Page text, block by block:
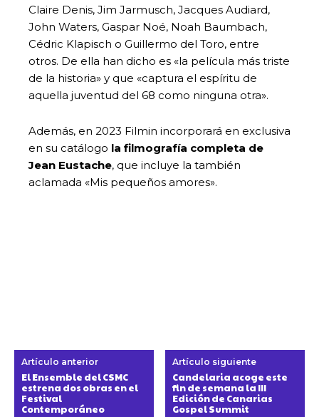
Claire Denis, Jim Jarmusch, Jacques Audiard,
John Waters, Gaspar Noé, Noah Baumbach,
Cédric Klapisch o Guillermo del Toro, entre
otros. De ella han dicho es «la película más triste
de la historia» y que «captura el espíritu de
aquella juventud del 68 como ninguna otra».
Además, en 2023 Filmin incorporará en exclusiva
en su catálogo la filmografía completa de
Jean Eustache, que incluye la también
aclamada «Mis pequeños amores».
Artículo anterior
El Ensemble del CSMC
estrena dos obras en el
Festival
Contemporáneo
Artículo siguiente
Candelaria acoge este
fin de semana la III
Edición de Canarias
Gospel Summit